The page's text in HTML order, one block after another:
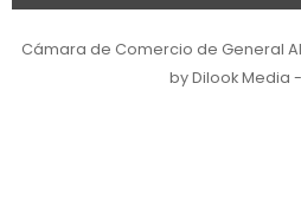
Cámara de Comercio de General
by Dilook Media